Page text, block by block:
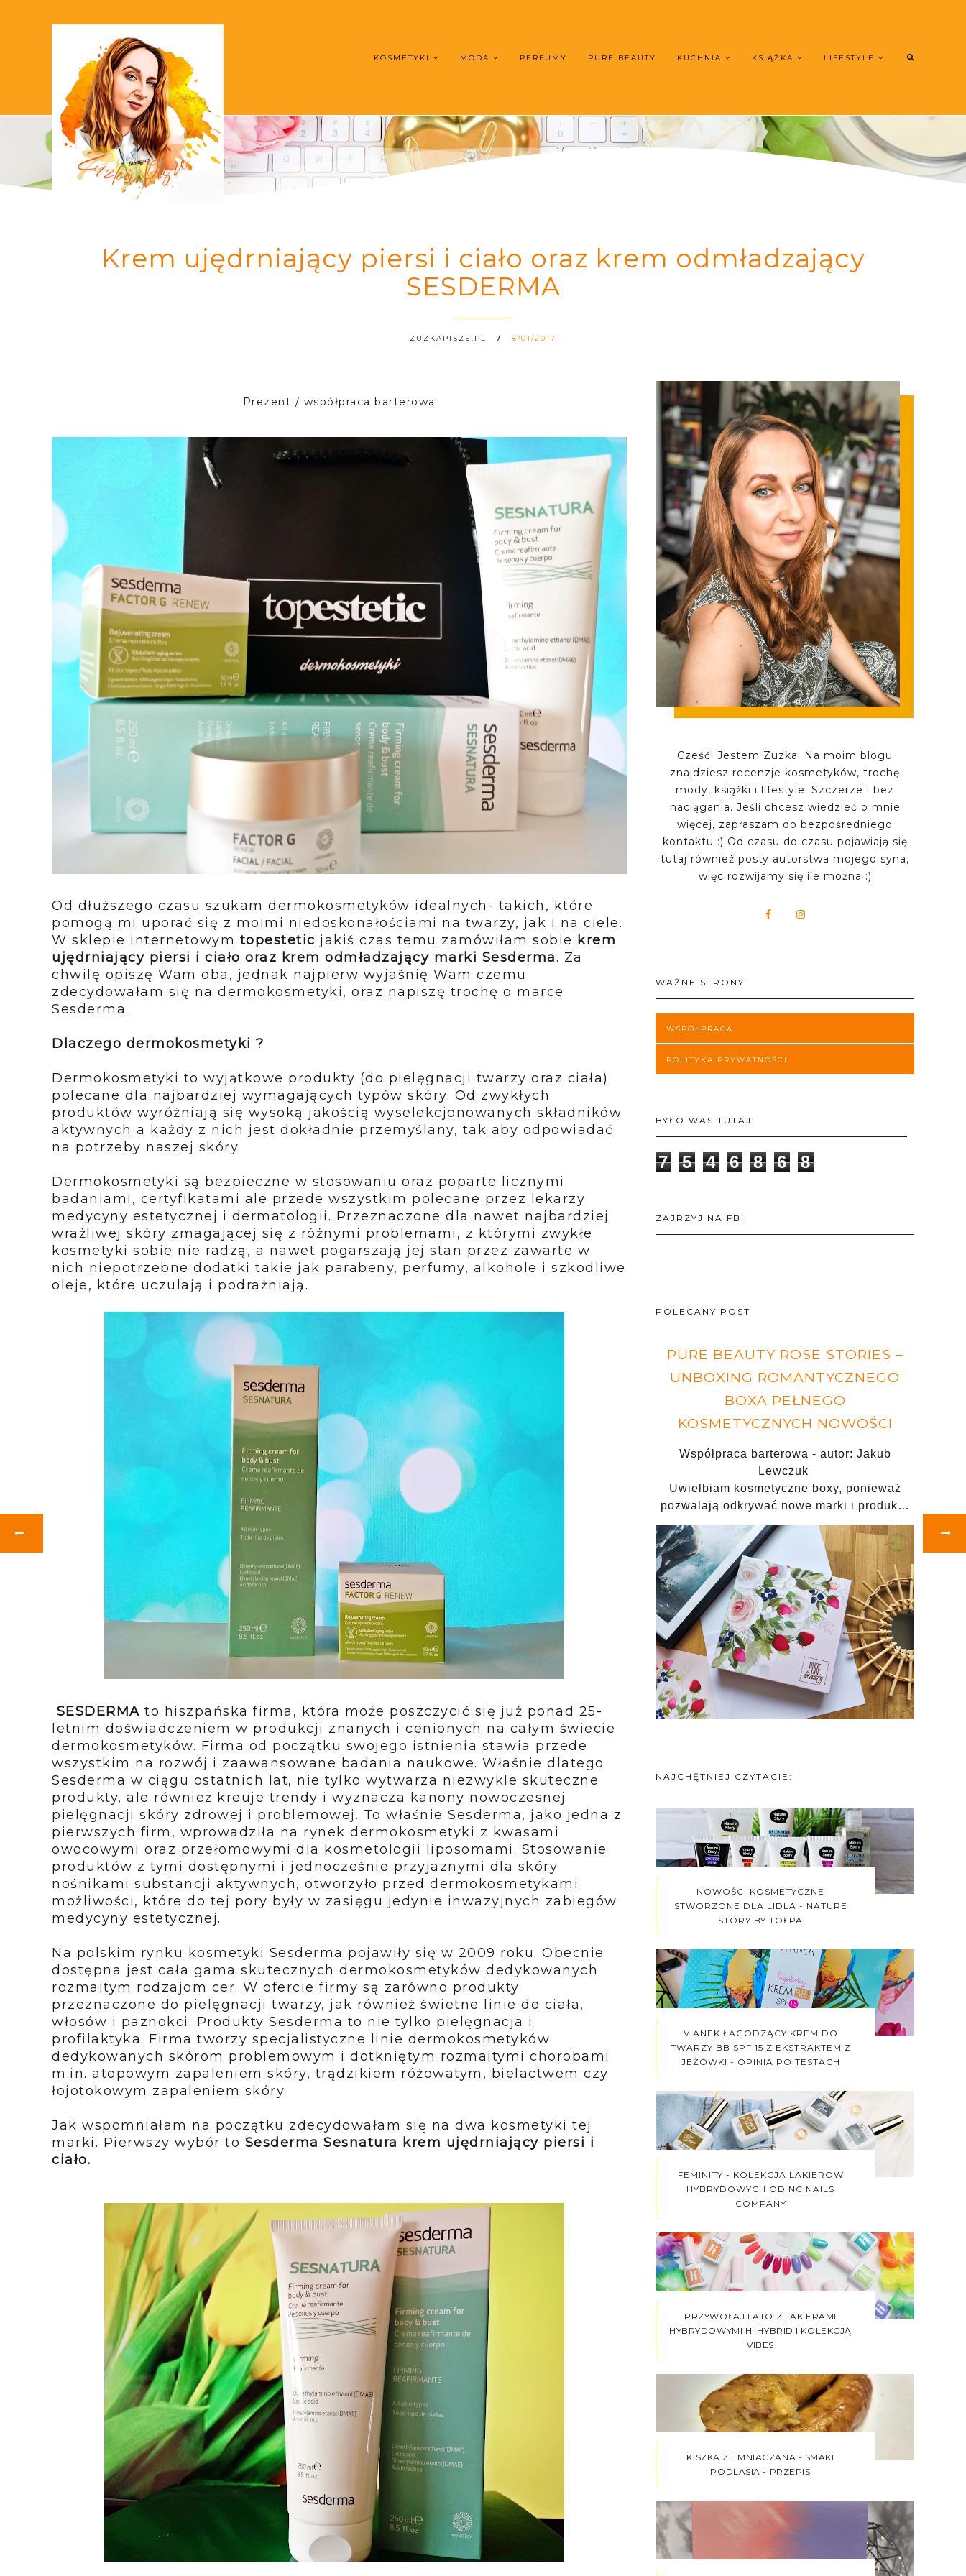
KOSMETYKI MODA PERFUMY PURE BEAUTY KUCHNIA KSIĄŻKA LIFESTYLE
Krem ujędrniający piersi i ciało oraz krem odmładzający
SESDERMA
ZUZKAPISZE.PL 8/01/2017
Prezent / współpraca barterowa
Od dłuższego czasu szukam dermokosmetyków idealnych- takich, które
pomogą mi uporać się z moimi niedoskonałościami na twarzy, jak i na ciele.
W sklepie internetowym topestetic jakiś czas temu zamówiłam sobie krem
ujędrniający piersi i ciało oraz krem odmładzający marki Sesderma. Za
chwilę opiszę Wam oba, jednak najpierw wyjaśnię Wam czemu
zdecydowałam się na dermokosmetyki, oraz napiszę trochę o marce
Sesderma.
Dlaczego dermokosmetyki ?
Dermokosmetyki to wyjątkowe produkty (do pielęgnacji twarzy oraz ciała)
polecane dla najbardziej wymagających typów skóry. Od zwykłych
produktów wyróżniają się wysoką jakością wyselekcjonowanych składników
aktywnych a każdy z nich jest dokładnie przemyślany, tak aby odpowiadać
na potrzeby naszej skóry.
Dermokosmetyki są bezpieczne w stosowaniu oraz poparte licznymi
badaniami, certyfikatami ale przede wszystkim polecane przez lekarzy
medycyny estetycznej i dermatologii. Przeznaczone dla nawet najbardziej
wrażliwej skóry zmagającej się z różnymi problemami, z którymi zwykłe
kosmetyki sobie nie radzą, a nawet pogarszają jej stan przez zawarte w
nich niepotrzebne dodatki takie jak parabeny, perfumy, alkohole i szkodliwe
oleje, które uczulają i podrażniają.
SESDERMA to hiszpańska firma, która może poszczycić się już ponad 25-
letnim doświadczeniem w produkcji znanych i cenionych na całym świecie
dermokosmetyków. Firma od początku swojego istnienia stawia przede
wszystkim na rozwój i zaawansowane badania naukowe. Właśnie dlatego
Sesderma w ciągu ostatnich lat, nie tylko wytwarza niezwykle skuteczne
produkty, ale również kreuje trendy i wyznacza kanony nowoczesnej
pielęgnacji skóry zdrowej i problemowej. To właśnie Sesderma, jako jedna z
pierwszych firm, wprowadziła na rynek dermokosmetyki z kwasami
owocowymi oraz przełomowymi dla kosmetologii liposomami. Stosowanie
produktów z tymi dostępnymi i jednocześnie przyjaznymi dla skóry
nośnikami substancji aktywnych, otworzyło przed dermokosmetykami
możliwości, które do tej pory były w zasięgu jedynie inwazyjnych zabiegów
medycyny estetycznej.
Na polskim rynku kosmetyki Sesderma pojawiły się w 2009 roku. Obecnie
dostępna jest cała gama skutecznych dermokosmetyków dedykowanych
rozmaitym rodzajom cer. W ofercie firmy są zarówno produkty
przeznaczone do pielęgnacji twarzy, jak również świetne linie do ciała,
włosów i paznokci. Produkty Sesderma to nie tylko pielęgnacja i
profilaktyka. Firma tworzy specjalistyczne linie dermokosmetyków
dedykowanych skórom problemowym i dotkniętym rozmaitymi chorobami
m.in. atopowym zapaleniem skóry, trądzikiem różowatym, bielactwem czy
łojotokowym zapaleniem skóry.
Jak wspomniałam na początku zdecydowałam się na dwa kosmetyki tej
marki. Pierwszy wybór to Sesderma Sesnatura krem ujędrniający piersi i
ciało.
Cześć! Jestem Zuzka. Na moim blogu
znajdziesz recenzje kosmetyków, trochę
mody, książki i lifestyle. Szczerze i bez
naciągania. Jeśli chcesz wiedzieć o mnie
więcej, zapraszam do bezpośredniego
kontaktu :) Od czasu do czasu pojawiają się
tutaj również posty autorstwa mojego syna,
więc rozwijamy się ile można :)
WAŻNE STRONY
WSPÓŁPRACA
POLITYKA PRYWATNOŚCI
BYŁO WAS TUTAJ:
7 5 4 6 8 6 8
ZAJRZYJ NA FB!
POLECANY POST
PURE BEAUTY ROSE STORIES –
UNBOXING ROMANTYCZNEGO
BOXA PEŁNEGO
KOSMETYCZNYCH NOWOŚCI
Współpraca barterowa - autor: Jakub
Lewczuk
Uwielbiam kosmetyczne boxy, ponieważ
pozwalają odkrywać nowe marki i produk…
NAJCHĘTNIEJ CZYTACIE:
NOWOŚCI KOSMETYCZNE
STWORZONE DLA LIDLA - NATURE
STORY BY TOŁPA
VIANEK ŁAGODZĄCY KREM DO
TWARZY BB SPF 15 Z EKSTRAKTEM Z
JEŻÓWKI - OPINIA PO TESTACH
FEMINITY - KOLEKCJA LAKIERÓW
HYBRYDOWYCH OD NC NAILS
COMPANY
PRZYWOŁAJ LATO Z LAKIERAMI
HYBRYDOWYMI HI HYBRID I KOLEKCJĄ
VIBES
KISZKA ZIEMNIACZANA - SMAKI
PODLASIA - PRZEPIS